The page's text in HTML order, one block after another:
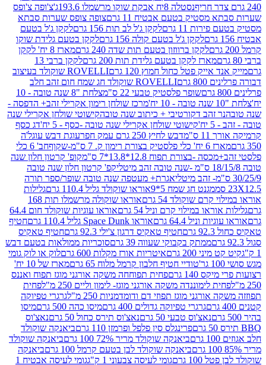
נסטלה 8יח אבקת שוקו מרשמלו 193.6ג'
צ'ופה צ'ופס
מסטיק בטעם אבטיח 11 גרם
צופה צופס שערות סבתא
11 גרם
לקקן ג'ל לב תות 156 גרם
לקקן ג'ל בטעם
לקקן ג'ל בטעם קולה 156 גרם
לקקן בטעם גלידת שוקו
לקקן ברווזון בטעם תות שדה 240 גרם
מארז 8 יח' לקקן
מארז לקקן בטעם גלידת תות 200 גרם
לקקן ברבי 13
אייק פטל כחול חמוץ 120 גרם
ROVELLI שוקולד בעיצוב
גרם
ROVELLI שוקולד חג שמח חום זהב חלב
שופר פלסטיק טבעי 22 ס"מ
צלחת "8 שנה טובה - 10
מרכז שולחן רימון אקרילי זהב+ הדפסה -
זהב דקורטיבי + כיתוב שנה טובהקישוטי שולחן אקרילי שנה
קישוטי שולחן אקרילי שנה טובה -כסף - 5 יח'
דג כסף
ס"מ
דבש לחיץ 250 גרם עמק חפר
עוגת דבש עוגל'ה
בצורת רימון ק. 7 ס"מ-שקוף
חב' 6 כלי
-בצורת תפוח 12.8*13.8*7 ס"מ
קופ' קרטון חלון שנה
קפ' קרטון חלון שנה טובה
אגרת+ מעטפה שנה טובה שופר/ספר תורה
מגנט חג שמח 5*9
אוראו שוקולד גליל 110.4 גרם
גלילות
קרם שוקולד 54 גרם
אוראו שוקולה מרשמלו תות 168
במילוי קרם וניל 54 גרם
אוראו עוגיות שוקולד חום 64.4
וניל 64.4 גרם
אוראו Space Dunk גליל 110.4 גרם
חטיף
חטיף טאקיס דרגון צ'ילי 92.3 גרם
חטיף טאקיס
ממתק בקבוקי שעווה 39 גרם
סוכריות ממולאות בטעם דבש
200 גרם
איטריות אורז מקלות 600 גרם
לוק או לוק גומי
טודיי חטיף חלבון קרמל מלוח 65 גרם
מארז של 10 יח'
140 גרם
פחית תפוחחה משקה אורגני מוגז תפוח ואננס
לימוננדה משקה אורגני מוגז- לימון וליים 250 מ"ל
פחית
מוגז תפוזי דם ודומדמניות 250 מ"ל
גרגרי טפיוקה
גרגרי טפיוקה גדולים 400 גרם
מיסו כהה 500 גרם
מיסו
נאצ'וס טבעי 50 גרם
נאצ'וס תירס כחול 50 גרם
נאצ'וס
פרינגלס סין פלפל ופרמזן 110 גרם
ביאנקה שוקולד
ביאנקה שוקולד מריר 72% 100 גרם
ביאנקה שוקולד
ביאנקה שוקולד לבן בטעם קרמל 100 גרם
ביאנקה
גרם
גומי לעיסה צבעוני 1 ק"ג גומי לעיסה אבטיח 1